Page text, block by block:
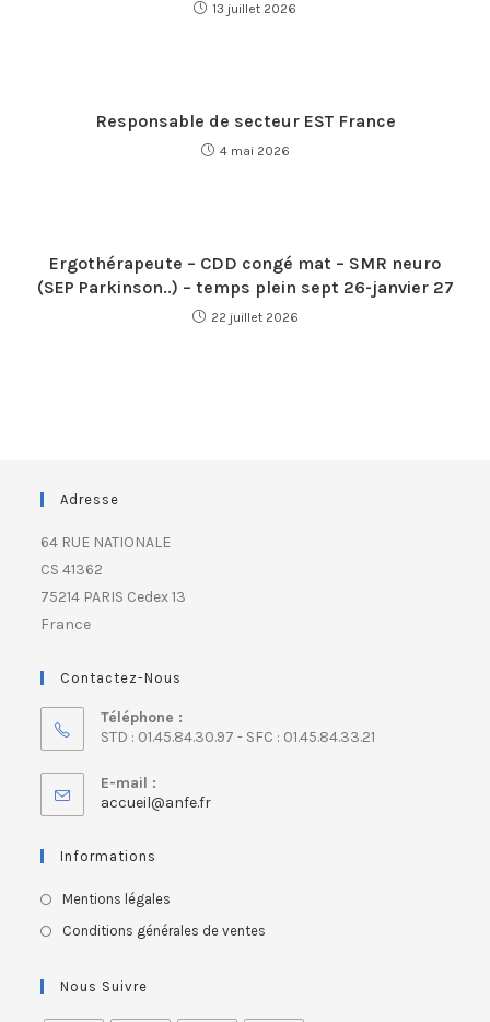
13 juillet 2026
Responsable de secteur EST France
4 mai 2026
Ergothérapeute – CDD congé mat – SMR neuro
(SEP Parkinson..) – temps plein sept 26-janvier 27
22 juillet 2026
Adresse
64 RUE NATIONALE
CS 41362
75214 PARIS Cedex 13
France
Contactez-Nous
Téléphone :
STD : 01.45.84.30.97 - SFC : 01.45.84.33.21
E-mail :
accueil@anfe.fr
Informations
Mentions légales
Conditions générales de ventes
Nous Suivre